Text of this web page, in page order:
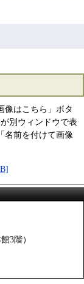
像はこちら」ボタ
別ウィンドウで表
名前を付けて画像
3階）